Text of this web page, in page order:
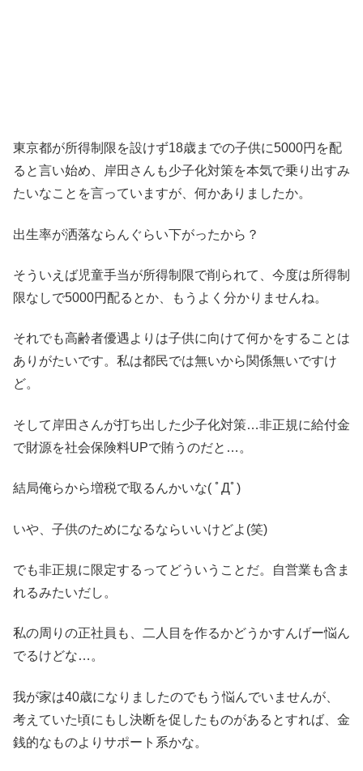
東京都が所得制限を設けず18歳までの子供に5000円を配
ると言い始め、岸田さんも少子化対策を本気で乗り出すみ
たいなことを言っていますが、何かありましたか。
出生率が洒落ならんぐらい下がったから？
そういえば児童手当が所得制限で削られて、今度は所得制
限なしで5000円配るとか、もうよく分かりませんね。
それでも高齢者優遇よりは子供に向けて何かをすることは
ありがたいです。私は都民では無いから関係無いですけ
ど。
そして岸田さんが打ち出した少子化対策…非正規に給付金
で財源を社会保険料UPで賄うのだと…。
結局俺らから増税で取るんかいな( ﾟДﾟ)
いや、子供のためになるならいいけどよ(笑)
でも非正規に限定するってどういうことだ。自営業も含ま
れるみたいだし。
私の周りの正社員も、二人目を作るかどうかすんげー悩ん
でるけどな…。
我が家は40歳になりましたのでもう悩んでいませんが、
考えていた頃にもし決断を促したものがあるとすれば、金
銭的なものよりサポート系かな。